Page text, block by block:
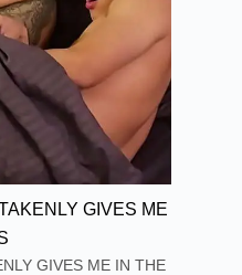
GIVES ME
GIVES ME IN THE